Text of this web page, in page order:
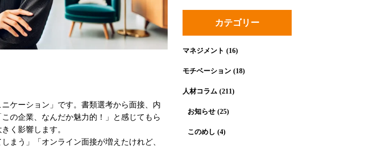
ケーション」です。書類選考から面接、内
の企業、なんだか魅力的！」と感じてもら
く影響します。
まう」「オンライン面接が増えたけれど、
カテゴリー
マネジメント (16)
モチベーション (18)
人材コラム (211)
お知らせ (25)
このめし (4)